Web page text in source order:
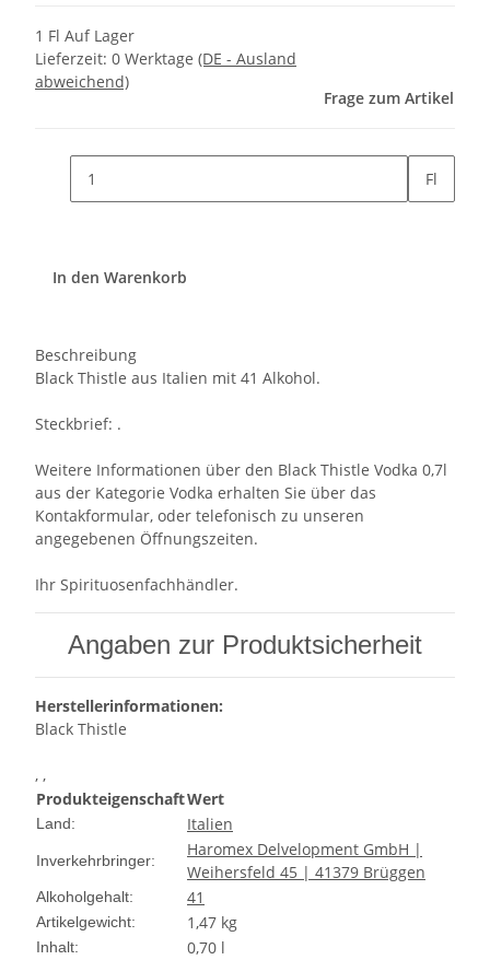
1 Fl Auf Lager
Lieferzeit: 0 Werktage (DE - Ausland
abweichend)
Frage zum Artikel
Fl
In den Warenkorb
Beschreibung
Black Thistle aus Italien mit 41 Alkohol.
Steckbrief: .
Weitere Informationen über den Black Thistle Vodka 0,7l
aus der Kategorie Vodka erhalten Sie über das
Kontakformular, oder telefonisch zu unseren
angegebenen Öffnungszeiten.
Ihr Spirituosenfachhändler.
Angaben zur Produktsicherheit
Herstellerinformationen:
Black Thistle
, ,
ProdukteigenschaftWert
Land: Italien
Inverkehrbringer:
Haromex Delvelopment GmbH |
Weihersfeld 45 | 41379 Brüggen
Alkoholgehalt: 41
Artikelgewicht: 1,47 kg
Inhalt:
0,70 l